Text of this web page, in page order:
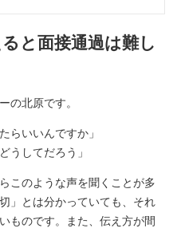
と面接通過は難し
の北原です。
らいいんですか」
うしてだろう」
このような声を聞くことが多
」とは分かっていても、それ
ものです。また、伝え方が間